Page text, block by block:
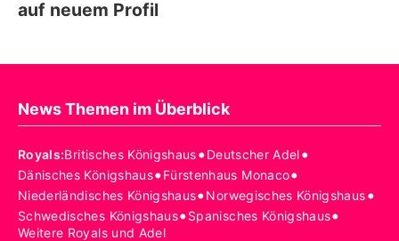
auf neuem Profil
News Themen im Überblick
Royals:Britisches Königshaus•Deutscher Adel•
Dänisches Königshaus•Fürstenhaus Monaco•
Niederländisches Königshaus•Norwegisches Königshaus•
Schwedisches Königshaus•Spanisches Königshaus•
Weitere Royals und Adel